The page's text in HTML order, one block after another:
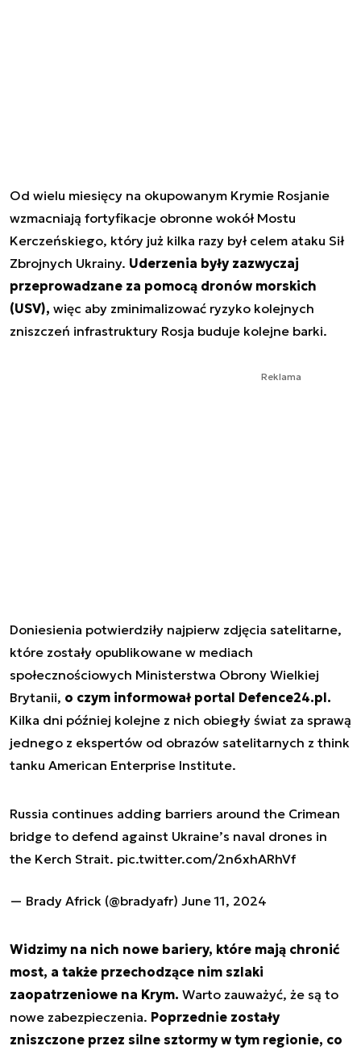
Od wielu miesięcy na okupowanym Krymie Rosjanie
wzmacniają fortyfikacje obronne wokół Mostu
Kerczeńskiego, który już kilka razy był celem ataku Sił
Zbrojnych Ukrainy. Uderzenia były zazwyczaj
przeprowadzane za pomocą dronów morskich
(USV), więc aby zminimalizować ryzyko kolejnych
zniszczeń infrastruktury Rosja buduje kolejne barki.
Reklama
Doniesienia potwierdziły najpierw zdjęcia satelitarne,
które zostały opublikowane w mediach
społecznościowych Ministerstwa Obrony Wielkiej
Brytanii, o czym informował portal Defence24.pl.
Kilka dni później kolejne z nich obiegły świat za sprawą
jednego z ekspertów od obrazów satelitarnych z think
tanku American Enterprise Institute.
Russia continues adding barriers around the Crimean
bridge to defend against Ukraine’s naval drones in
the Kerch Strait. pic.twitter.com/2n6xhARhVf
— Brady Africk (@bradyafr) June 11, 2024
Widzimy na nich nowe bariery, które mają chronić
most, a także przechodzące nim szlaki
zaopatrzeniowe na Krym. Warto zauważyć, że są to
nowe zabezpieczenia. Poprzednie zostały
zniszczone przez silne sztormy w tym regionie, co